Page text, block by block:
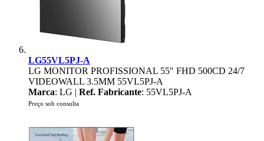
LG55VL5PJ-A
LG MONITOR PROFISSIONAL 55" FHD 500CD 24/7
VIDEOWALL 3.5MM 55VL5PJ-A
Marca: LG | Ref. Fabricante: 55VL5PJ-A
Preço sob consulta